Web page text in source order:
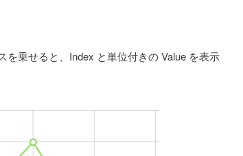
乗せると、Index と単位付きの Value を表示